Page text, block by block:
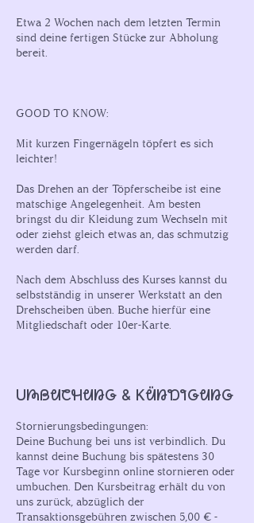
Etwa 2 Wochen nach dem letzten Termin
sind deine fertigen Stücke zur Abholung
bereit.
GOOD TO KNOW:
Mit kurzen Fingernägeln töpfert es sich
leichter!
Das Drehen an der Töpferscheibe ist eine
matschige Angelegenheit. Am besten
bringst du dir Kleidung zum Wechseln mit
oder ziehst gleich etwas an, das schmutzig
werden darf.
Nach dem Abschluss des Kurses kannst du
selbstständig in unserer Werkstatt an den
Drehscheiben üben. Buche hierfür eine
Umbuchung & Kündigung
Stornierungsbedingungen:
Deine Buchung bei uns ist verbindlich. Du
kannst deine Buchung bis spätestens 30
Tage vor Kursbeginn online stornieren oder
umbuchen. Den Kursbeitrag erhält du von
uns zurück, abzüglich der
Transaktionsgebühren zwischen 5,00 € -